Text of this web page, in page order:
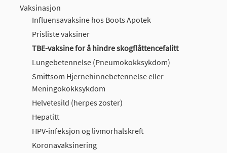
Vaksinasjon
Influensavaksine hos Boots Apotek
Prisliste vaksiner
TBE-vaksine for å hindre skogflåttencefalitt
Lungebetennelse (Pneumokokksykdom)
Smittsom Hjernehinnebetennelse eller
Meningokokksykdom
Helvetesild (herpes zoster)
Hepatitt
HPV-infeksjon og livmorhalskreft
Koronavaksinering